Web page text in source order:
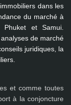
dans les
du marché à
Phuket et Samui
de marché
juridiques, la
et comme toutes
à la conjoncture